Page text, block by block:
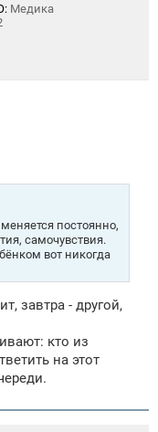
Медика
постоянно,
самочувствия.
вот никогда
завтра - другой,
кто из
на этот